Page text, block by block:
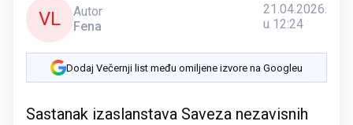
VL
Autor
Fena
21.04.2026.
u 12:24
Dodaj Večernji list među omiljene izvore na Googleu
Sastanak izaslanstava Saveza nezavisnih